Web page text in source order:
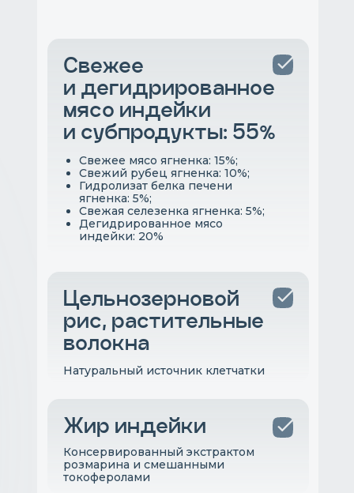
Жир индейки
Консервированный экстрактом
розмарина и смешанными
токоферолами
Цельнозерновой
рис, растительные
волокна
Натуральный источник клетчатки
Свежее
и дегидрированное
мясо индейки
и субпродукты: 55%
Свежее мясо ягненка: 15%;
Свежий рубец ягненка: 10%;
Гидролизат белка печени
ягненка: 5%;
Свежая селезенка ягненка: 5%;
Дегидрированное мясо
индейки: 20%